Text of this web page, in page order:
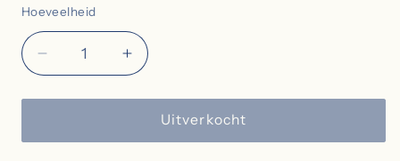
Hoeveelheid
Hoeveelheid
Decrease
quantity
for
Square
Increase
quantity
for
Square
Uitverkocht